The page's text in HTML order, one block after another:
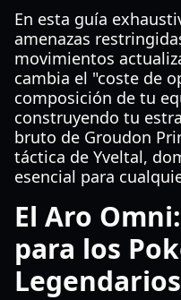
En esta guía
amenazas
movimientos
cambia el "coste de
composición de tu
construyendo tu
bruto de Groudon
táctica de Yveltal,
esencial para
El Aro
para los
Legendarios